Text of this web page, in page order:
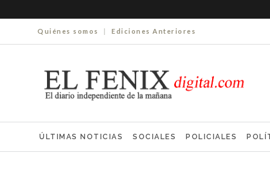
Quiénes somos | Ediciones Anteriores
ÚLTIMAS NOTICIAS SOCIALES POLICIALES